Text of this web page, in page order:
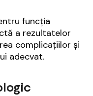
funcția
a rezultatelor
complicațiilor și
adecvat.